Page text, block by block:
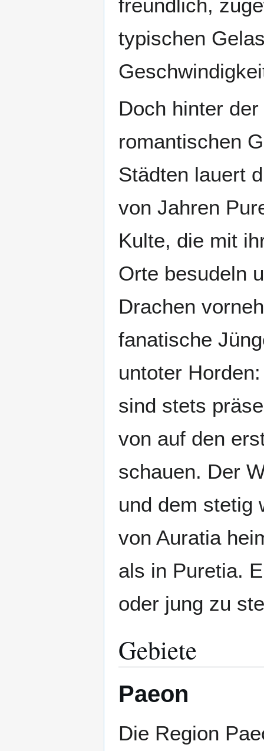
freundlich,
typischen
Doch hinter
romantischen
Städten lauert
von Jahren
Kulte, die mit
Orte besudeln
Drachen
fanatische
untoter
sind stets
von auf den
schauen. Der
und dem stetig
von Auratia
als in Puretia.
oder jung zu
Gebiete
Paeon
Die Region